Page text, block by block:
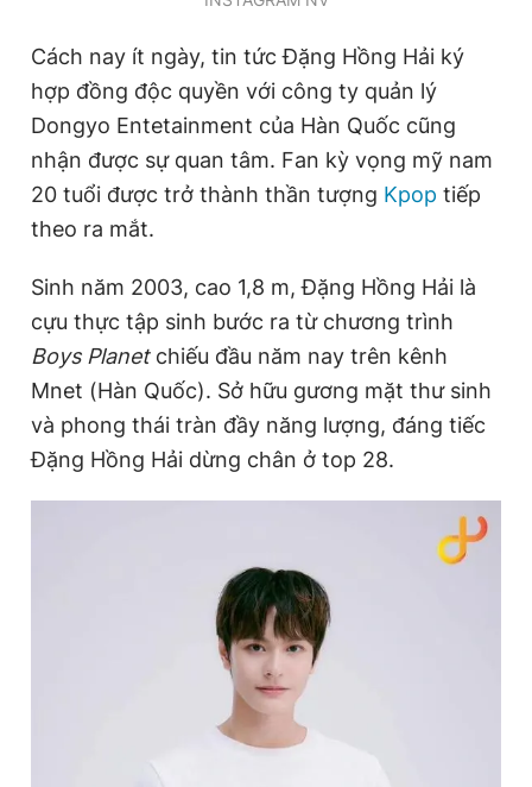
Cách nay ít ngày, tin tức Đặng Hồng Hải ký
hợp đồng độc quyền với công ty quản lý
Dongyo Entetainment của Hàn Quốc cũng
nhận được sự quan tâm. Fan kỳ vọng mỹ nam
20 tuổi được trở thành thần tượng Kpop tiếp
theo ra mắt.
Sinh năm 2003, cao 1,8 m, Đặng Hồng Hải là
cựu thực tập sinh bước ra từ chương trình
Boys Planetchiếu đầu năm nay trên kênh
Mnet (Hàn Quốc). Sở hữu gương mặt thư sinh
và phong thái tràn đầy năng lượng, đáng tiếc
Đặng Hồng Hải dừng chân ở top 28.